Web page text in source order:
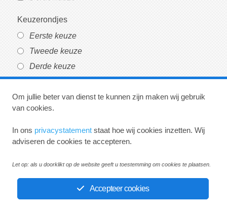
Keuzerondjes
Eerste keuze
Tweede keuze
Derde keuze
Sectie-einde
Accepteer cookies
Om jullie beter van dienst te kunnen zijn maken wij gebruik
van cookies.
In ons privacystatement staat hoe wij cookies inzetten. Wij
adviseren de cookies te accepteren.
Let op: als u doorklikt op de website geeft u toestemming om cookies te plaatsen.